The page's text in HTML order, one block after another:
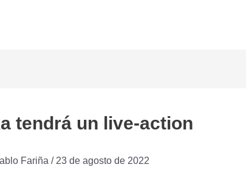
tendrá un live-action
Fariña / 23 de agosto de 2022